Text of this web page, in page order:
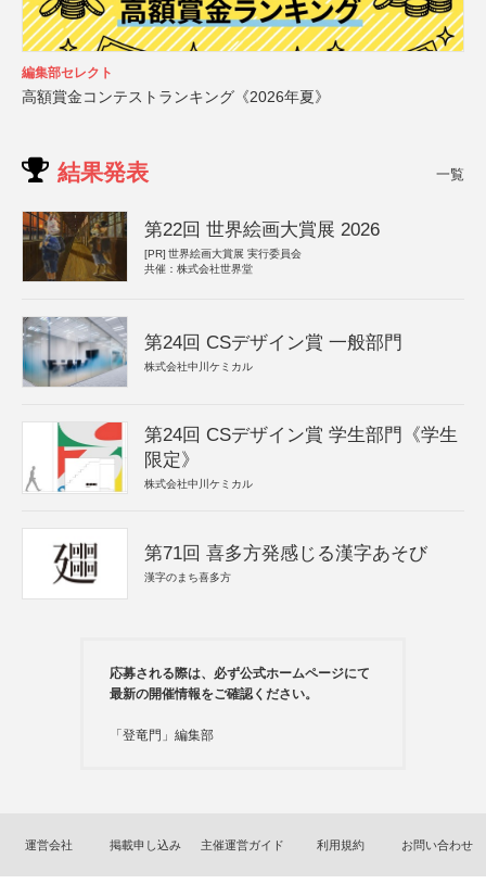
編集部セレクト
高額賞金コンテストランキング《2026年夏》
結果発表 一覧
第22回 世界絵画大賞展 2026
[PR] 世界絵画大賞展 実行委員会
共催：株式会社世界堂
第24回 CSデザイン賞 一般部門
株式会社中川ケミカル
第24回 CSデザイン賞 学生部門《学生
限定》
株式会社中川ケミカル
第71回 喜多方発感じる漢字あそび
漢字のまち喜多方
応募される際は、必ず公式ホームページにて
最新の開催情報をご確認ください。
「登竜門」編集部
運営会社 掲載申し込み 主催運営ガイド 利用規約 お問い合わせ